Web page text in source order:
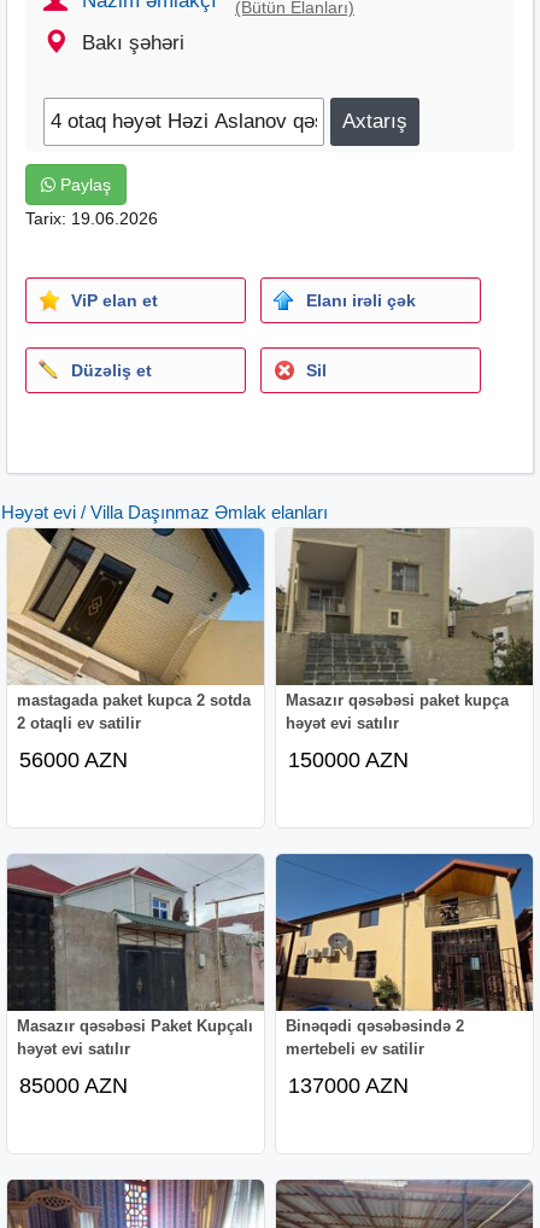
(Bütün Elanları)
Bakı şəhəri
Paylaş
Tarix: 19.06.2026
ViP elan et Elanı irəli çək
Düzəliş et Sil
Həyət evi / Villa Daşınmaz Əmlak elanları
mastagada paket kupca 2 sotda
2 otaqli ev satilir
56000 AZN
Masazır qəsəbəsi paket kupça
həyət evi satılır
150000 AZN
Masazır qəsəbəsi Paket Kupçalı
həyət evi satılır
85000 AZN
Binəqədi qəsəbəsində 2
mertebeli ev satilir
137000 AZN